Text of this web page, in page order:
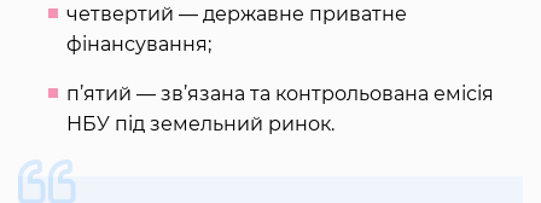
четвертий — державне приватне
фінансування;
п’ятий — зв’язана та контрольована емісія
НБУ під земельний ринок.